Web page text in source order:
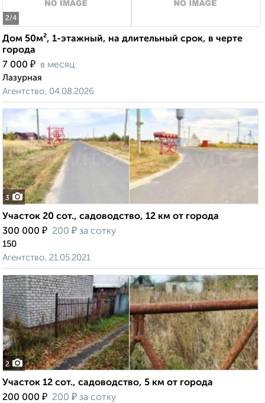
2/4
Дом 50м², 1-этажный, на длительный срок, в черте
города
7 000 ₽ в месяц
Лазурная
Агентство, 04.08.2026
3
Участок 20 сот., садоводство, 12 км от города
300 000 ₽ 200 ₽ за сотку
150
Агентство, 21.05.2021
2
Участок 12 сот., садоводство, 5 км от города
200 000 ₽ 200 ₽ за сотку